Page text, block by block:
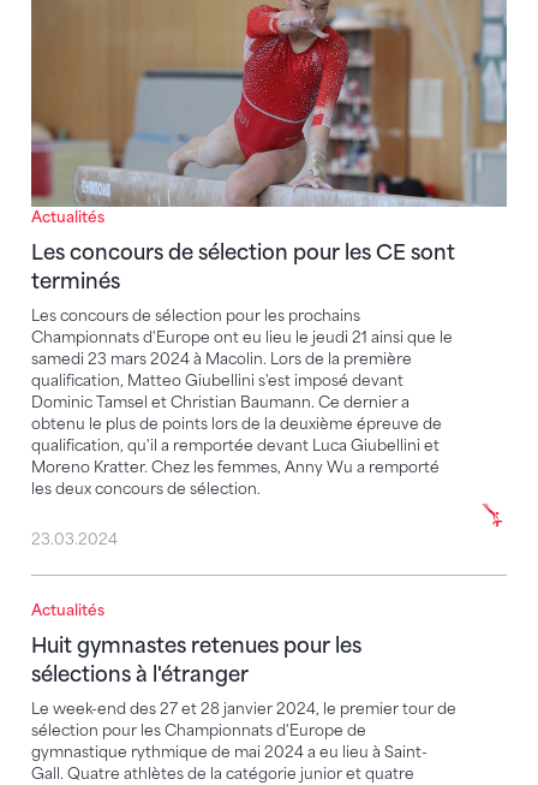
Actualités
Les concours de sélection pour les CE sont
terminés
Les concours de sélection pour les prochains
Championnats d'Europe ont eu lieu le jeudi 21 ainsi que le
samedi 23 mars 2024 à Macolin. Lors de la première
qualification, Matteo Giubellini s'est imposé devant
Dominic Tamsel et Christian Baumann. Ce dernier a
obtenu le plus de points lors de la deuxième épreuve de
qualification, qu'il a remportée devant Luca Giubellini et
Moreno Kratter. Chez les femmes, Anny Wu a remporté
les deux concours de sélection.
23.03.2024
Actualités
Huit gymnastes retenues pour les
sélections à l'étranger
Le week-end des 27 et 28 janvier 2024, le premier tour de
sélection pour les Championnats d'Europe de
gymnastique rythmique de mai 2024 a eu lieu à Saint-
Gall. Quatre athlètes de la catégorie junior et quatre
Huit gymnastes retenues pour les sélections à